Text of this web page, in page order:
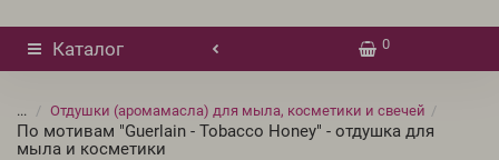
Каталог 0
... Отдушки (аромамасла) для мыла, косметики и свечей
По мотивам "Guerlain - Tobacco Honey" - отдушка для
мыла и косметики